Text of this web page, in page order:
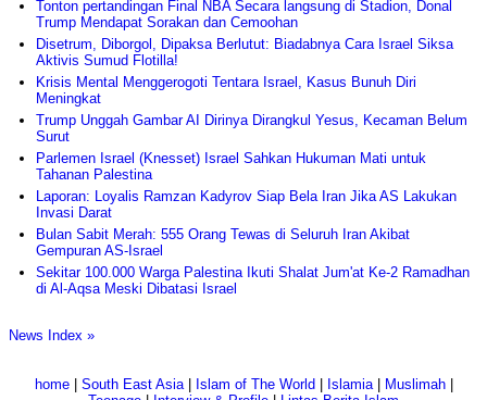
Tonton pertandingan Final NBA Secara langsung di Stadion, Donal
Trump Mendapat Sorakan dan Cemoohan
Disetrum, Diborgol, Dipaksa Berlutut: Biadabnya Cara Israel Siksa
Aktivis Sumud Flotilla!
Krisis Mental Menggerogoti Tentara Israel, Kasus Bunuh Diri
Meningkat
Trump Unggah Gambar AI Dirinya Dirangkul Yesus, Kecaman Belum
Surut
Parlemen Israel (Knesset) Israel Sahkan Hukuman Mati untuk
Tahanan Palestina
Laporan: Loyalis Ramzan Kadyrov Siap Bela Iran Jika AS Lakukan
Invasi Darat
Bulan Sabit Merah: 555 Orang Tewas di Seluruh Iran Akibat
Gempuran AS-Israel
Sekitar 100.000 Warga Palestina Ikuti Shalat Jum'at Ke-2 Ramadhan
di Al-Aqsa Meski Dibatasi Israel
News Index »
home| South East Asia| Islam of The World Islamia| Muslimah|